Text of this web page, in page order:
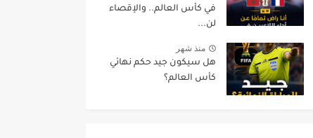
في كأس العالم.. والإقصاء
لن...
منذ شهر
هل سيكون جيد حكم نهائي
كأس العالم؟